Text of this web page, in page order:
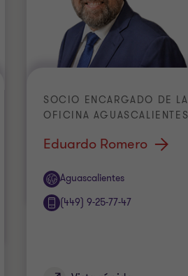
Eduardo Romero
SOCIO ENCARGADO DE LA
OFICINA AGUASCALIENTES
Aguascalientes
Oficina
(449) 9-25-77-47